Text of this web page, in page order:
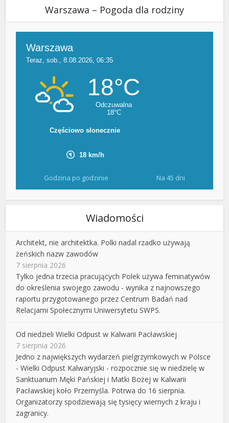
Warszawa – Pogoda dla rodziny
Godzina po godzinie Na 45 dni
Wiadomości
Architekt, nie architektka. Polki nadal rzadko używają
żeńskich nazw zawodów
7 sierpnia 2026
Tylko jedna trzecia pracujących Polek używa feminatywów
do określenia swojego zawodu - wynika z najnowszego
raportu przygotowanego przez Centrum Badań nad
Relacjami Społecznymi Uniwersytetu SWPS.
Od niedzieli Wielki Odpust w Kalwarii Pacławskiej
7 sierpnia 2026
Jedno z największych wydarzeń pielgrzymkowych w Polsce
- Wielki Odpust Kalwaryjski - rozpocznie się w niedzielę w
Sanktuarium Męki Pańskiej i Matki Bożej w Kalwarii
Pacławskiej koło Przemyśla. Potrwa do 16 sierpnia.
Organizatorzy spodziewają się tysięcy wiernych z kraju i
zagranicy.